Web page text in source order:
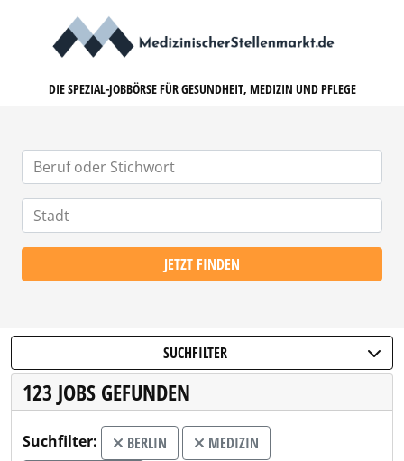
DIE SPEZIAL-JOBBÖRSE FÜR GESUNDHEIT, MEDIZIN UND PFLEGE
JETZT FINDEN
SUCHFILTER
123 JOBS GEFUNDEN
Suchfilter: BERLIN
MEDIZIN